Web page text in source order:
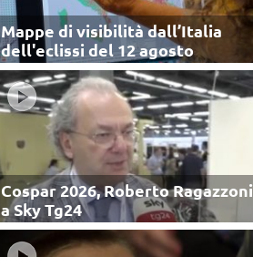
Mappe di visibilità dall’Italia
dell'eclissi del 12 agosto
Cospar 2026, Roberto Ragazzoni
a Sky Tg24